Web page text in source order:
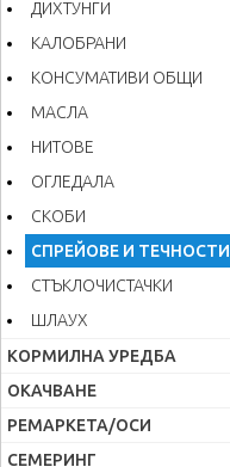
ДИХТУНГИ
КАЛОБРАНИ
КОНСУМАТИВИ ОБЩИ
МАСЛА
НИТОВЕ
ОГЛЕДАЛА
СКОБИ
СПРЕЙОВЕ И ТЕЧНОСТИ
СТЪКЛОЧИСТАЧКИ
ШЛАУХ
КОРМИЛНА УРЕДБА
ОКАЧВАНЕ
РЕМАРКЕТА/ОСИ
СЕМЕРИНГ